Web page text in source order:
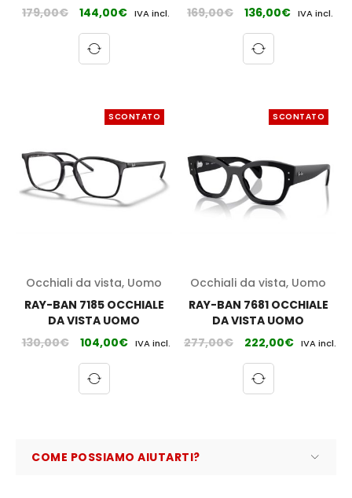
179,00€ 144,00€ IVA incl.
169,00€ 136,00€ IVA incl.
SCONTATO
Occhiali da vista, Uomo
RAY-BAN 7185 OCCHIALE
DA VISTA UOMO
130,00€ 104,00€ IVA incl.
SCONTATO
Occhiali da vista, Uomo
RAY-BAN 7681 OCCHIALE
DA VISTA UOMO
277,00€ 222,00€ IVA incl.
COME POSSIAMO AIUTARTI?